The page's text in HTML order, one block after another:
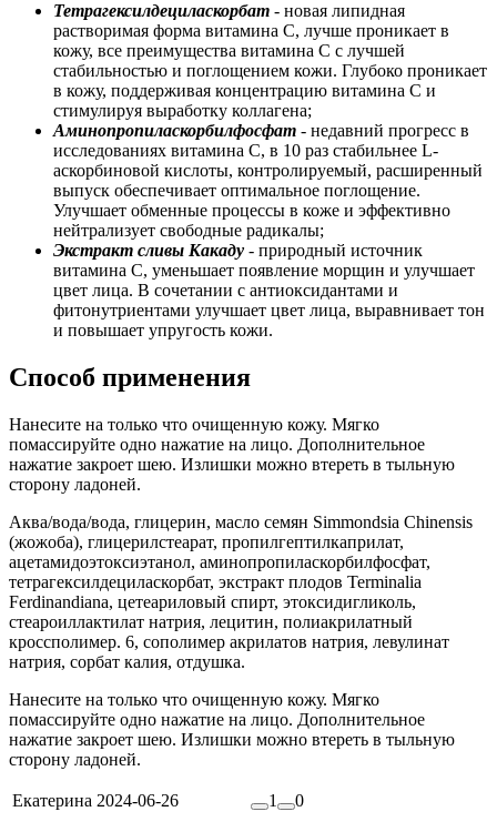
Тетрагексилдециласкорбат - новая липидная
растворимая форма витамина С, лучше проникает в
кожу, все преимущества витамина С с лучшей
стабильностью и поглощением кожи. Глубоко проникает
в кожу, поддерживая концентрацию витамина С и
стимулируя выработку коллагена;
Аминопропиласкорбилфосфат - недавний прогресс в
исследованиях витамина С, в 10 раз стабильнее L-
аскорбиновой кислоты, контролируемый, расширенный
выпуск обеспечивает оптимальное поглощение.
Улучшает обменные процессы в коже и эффективно
нейтрализует свободные радикалы;
Экстракт сливы Какаду - природный источник
витамина С, уменьшает появление морщин и улучшает
цвет лица. В сочетании с антиоксидантами и
фитонутриентами улучшает цвет лица, выравнивает тон
и повышает упругость кожи.
Способ применения
Нанесите на только что очищенную кожу. Мягко
помассируйте одно нажатие на лицо. Дополнительное
нажатие закроет шею. Излишки можно втереть в тыльную
сторону ладоней.
Аква/вода/вода, глицерин, масло семян Simmondsia Chinensis
(жожоба), глицерилстеарат, пропилгептилкаприлат,
ацетамидоэтоксиэтанол, аминопропиласкорбилфосфат,
тетрагексилдециласкорбат, экстракт плодов Terminalia
Ferdinandiana, цетеариловый спирт, этоксидигликоль,
стеароиллактилат натрия, лецитин, полиакрилатный
кроссполимер. 6, сополимер акрилатов натрия, левулинат
натрия, сорбат калия, отдушка.
Нанесите на только что очищенную кожу. Мягко
помассируйте одно нажатие на лицо. Дополнительное
нажатие закроет шею. Излишки можно втереть в тыльную
сторону ладоней.
Екатерина 2024-06-26 1 0